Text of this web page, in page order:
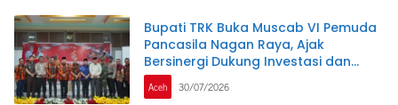
Bupati TRK Buka Muscab VI Pemuda
Pancasila Nagan Raya, Ajak
Bersinergi Dukung Investasi dan
Pembangunan Daerah
Aceh 30/07/2026